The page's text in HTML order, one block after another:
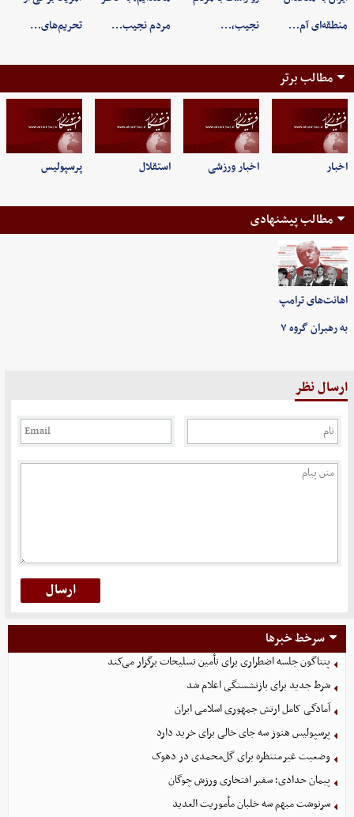
منطقه‌ای آم…
نجیب،…
مردم نجیب…
تحریم‌های…
مطالب برتر
اخبار اخبار ورزشی استقلال پرسپولیس
مطالب پیشنهادی
اهانت‌های ترامپ
به رهبران گروه ۷
ارسال نظر
سرخط خبرها
پنتاگون جلسه اضطراری برای تأمین تسلیحات برگزار می‌کند
شرط جدید برای بازنشستگی اعلام شد
آمادگی کامل ارتش جمهوری اسلامی ایران
پرسپولیس هنوز سه جای خالی برای خرید دارد
وضعیت غیرمنتظره برای گل‌محمدی در دهوک
پیمان حدادی؛ سفیر افتخاری ورزش چوگان
سرنوشت مبهم سه خلبان مأموریت العدید